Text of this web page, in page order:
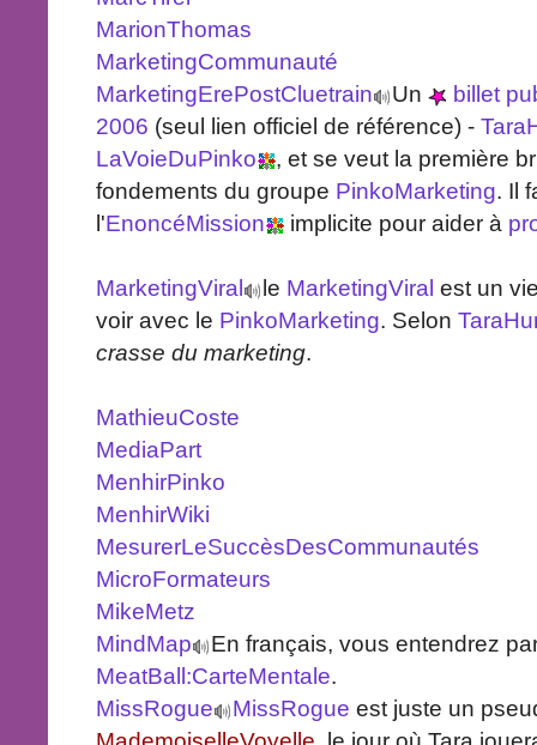
MarionThomas
MarketingCommunauté
MarketingErePostCluetrain
Un
billet
2006 (seul lien officiel de référence) -
LaVoieDuPinko
, et se veut la première
fondements du groupe PinkoMarketing. Il
l'EnoncéMission implicite pour aider à
MarketingViral le MarketingViral est un
voir avec le PinkoMarketing. Selon
crasse du marketing.
MathieuCoste
MediaPart
MenhirPinko
MenhirWiki
MesurerLeSuccèsDesCommunautés
MicroFormateurs
MikeMetz
MindMap
En français, vous entendrez
MeatBall:CarteMentale.
MissRogue
MissRogue est juste un